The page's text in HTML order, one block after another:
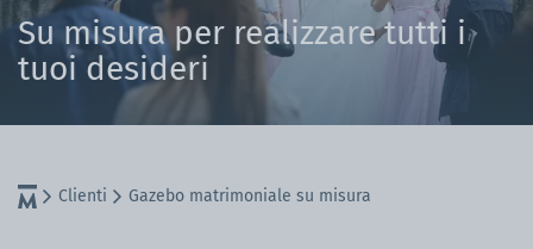
Su misura per realizzare tutti i
tuoi desideri
Clienti Gazebo matrimoniale su misura